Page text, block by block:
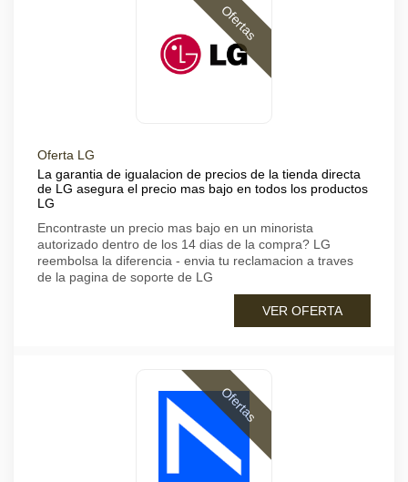
Ofertas
Oferta LG
La garantia de igualacion de precios de la tienda directa
de LG asegura el precio mas bajo en todos los productos
LG
Encontraste un precio mas bajo en un minorista
autorizado dentro de los 14 dias de la compra? LG
reembolsa la diferencia - envia tu reclamacion a traves
de la pagina de soporte de LG
VER OFERTA
Ofertas